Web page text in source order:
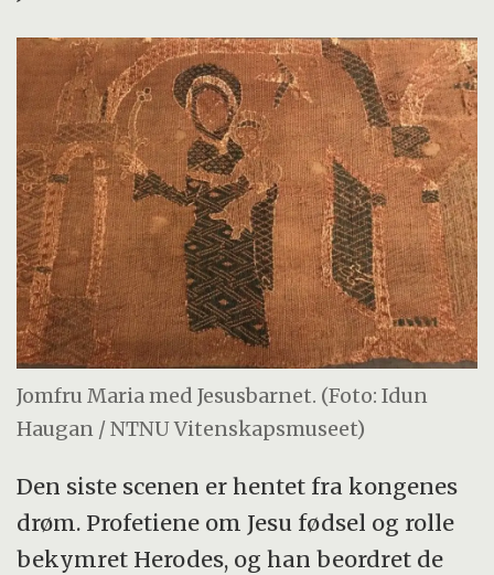
Jomfru Maria med Jesusbarnet. (Foto: Idun
Haugan / NTNU Vitenskapsmuseet)
Den siste scenen er hentet fra kongenes
drøm. Profetiene om Jesu fødsel og rolle
bekymret Herodes, og han beordret de